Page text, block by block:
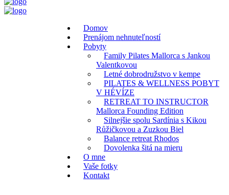
Domov
Prenájom nehnuteľností
Pobyty
Family Pilates Mallorca s Jankou
Valentkovou
Letné dobrodružstvo v kempe
PILATES & WELLNESS POBYT
V HÉVÍZE
RETREAT TO INSTRUCTOR
Mallorca Founding Edition
Silnejšie spolu Sardínia s Kikou
Růžičkovou a Zuzkou Biel
Balance retreat Rhodos
Dovolenka šitá na mieru
O mne
Vaše fotky
Kontakt